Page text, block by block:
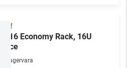
Chief
ER-16 Economy Rack, 16U
space
Lagervara